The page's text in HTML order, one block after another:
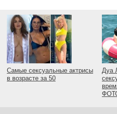
Самые сексуальные актрисы
в возрасте за 50
Дуа